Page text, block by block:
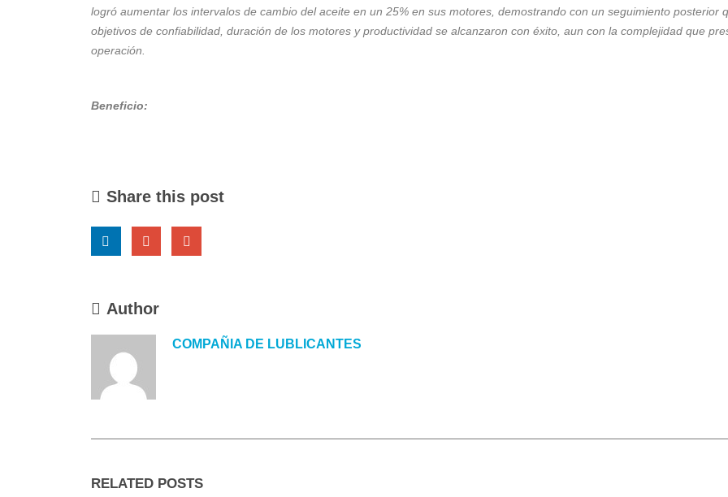
logró aumentar los intervalos de cambio del aceite en un 25% en sus motores, demostrando con un seguimiento posterior
objetivos de confiabilidad, duración de los motores y productividad se alcanzaron con éxito, aun con la complejidad que
operación.
Beneficio:
Share this post
Author
COMPAÑIA DE LUBLICANTES
RELATED POSTS